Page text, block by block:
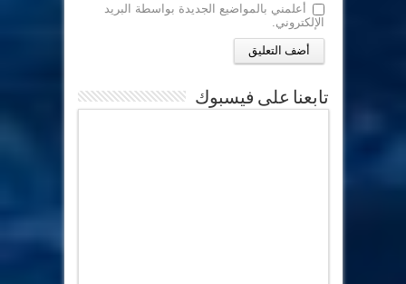
أعلمني بالمواضيع الجديدة بواسطة البريد
الإلكتروني.
تابعنا على فيسبوك